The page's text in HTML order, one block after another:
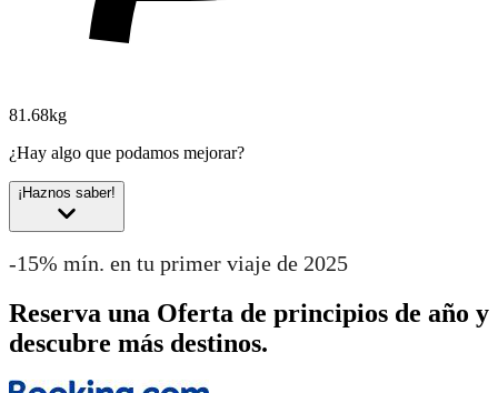
81.68kg
¿Hay algo que podamos mejorar?
¡Haznos saber!
-15% mín. en tu primer viaje de 2025
Reserva una Oferta de principios de año y
descubre más destinos.